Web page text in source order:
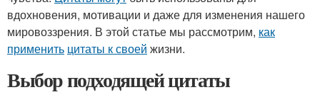
вдохновения, мотивации и даже для изменения нашего
мировоззрения. В этой статье мы рассмотрим, как
применить цитаты к своей жизни.
Выбор подходящей цитаты